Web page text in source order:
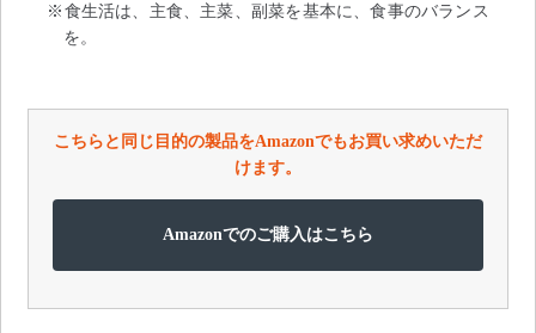
※食生活は、主食、主菜、副菜を基本に、食事のバランス
を。
こちらと同じ目的の製品をAmazonでもお買い求めいただ
けます。
Amazonでのご購入はこちら